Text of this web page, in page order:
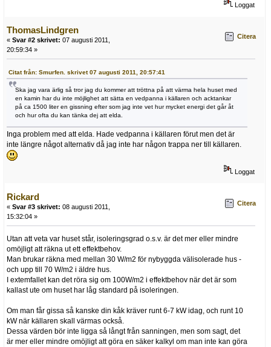
Loggat
ThomasLindgren
« Svar #2 skrivet: 07 augusti 2011,
20:59:34 »
Citera
Citat från: Smurfen. skrivet 07 augusti 2011, 20:57:41
Ska jag vara ärlig så tror jag du kommer att tröttna på att värma hela huset med
en kamin har du inte möjlighet att sätta en vedpanna i källaren och acktankar
på ca 1500 liter en gissning efter som jag inte vet hur mycket energi det går åt
och hur ofta du kan tänka dej att elda.
Inga problem med att elda. Hade vedpanna i källaren förut men det är
inte längre något alternativ då jag inte har någon trappa ner till källaren.
Loggat
Rickard
« Svar #3 skrivet: 08 augusti 2011,
15:32:04 »
Citera
Utan att veta var huset står, isoleringsgrad o.s.v. är det mer eller mindre
omöjligt att räkna ut ett effektbehov.
Man brukar räkna med mellan 30 W/m2 för nybyggda välisolerade hus -
och upp till 70 W/m2 i äldre hus.
I extemfallet kan det röra sig om 100W/m2 i effektbehov när det är som
kallast ute om huset har låg standard på isoleringen.
Om man får gissa så kanske din kåk kräver runt 6-7 kW idag, och runt 10
kW när källaren skall värmas också.
Dessa värden bör inte ligga så långt från sanningen, men som sagt, det
är mer eller mindre omöjligt att göra en säker kalkyl om man inte kan göra